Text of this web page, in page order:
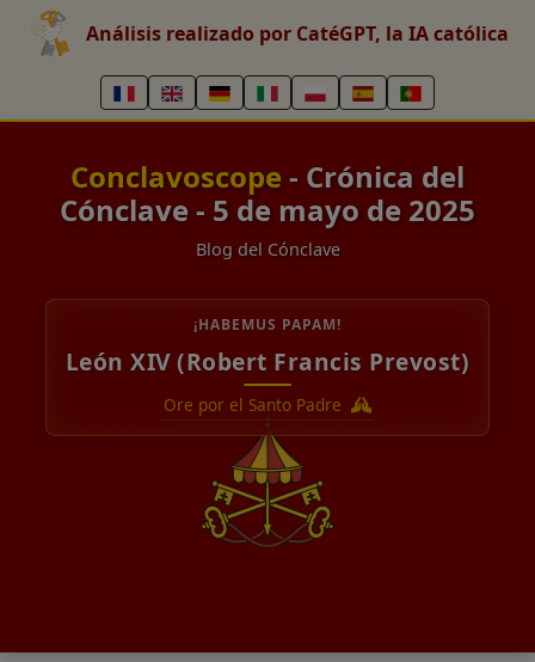
Análisis realizado por CatéGPT, la IA católica
Conclavoscope - Crónica del
Cónclave - 5 de mayo de 2025
Blog del Cónclave
¡HABEMUS PAPAM!
León XIV (Robert Francis Prevost)
Ore por el Santo Padre